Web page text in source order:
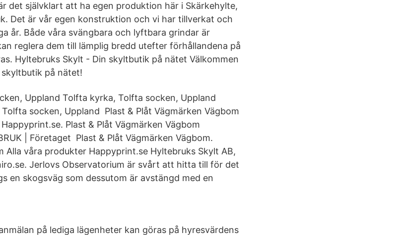
det självklart att ha egen produktion här i Skärkehylte,
Det är vår egen konstruktion och vi har tillverkat och
år. Både våra svängbara och lyftbara grindar är
reglera dem till lämplig bredd utefter förhållandena på
Hyltebruks Skylt - Din skyltbutik på nätet Välkommen
på nätet!
Uppland Tolfta kyrka, Tolfta socken, Uppland
socken, Uppland Plast & Plåt Vägmärken Vägbom
Plast & Plåt Vägmärken Vägbom
| Företaget Plast & Plåt Vägmärken Vägbom.
Alla våra produkter Happyprint.se Hyltebruks Skylt AB,
Jerlovs Observatorium är svårt att hitta till för det
en skogsväg som dessutom är avstängd med en
på lediga lägenheter kan göras på hyresvärdens